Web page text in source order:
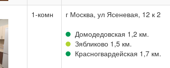
1-комн
г Москва, ул Ясеневая, 12 к 2
Домодедовская 1,2 км.
Зябликово 1,5 км.
Красногвардейская 1,7 км.